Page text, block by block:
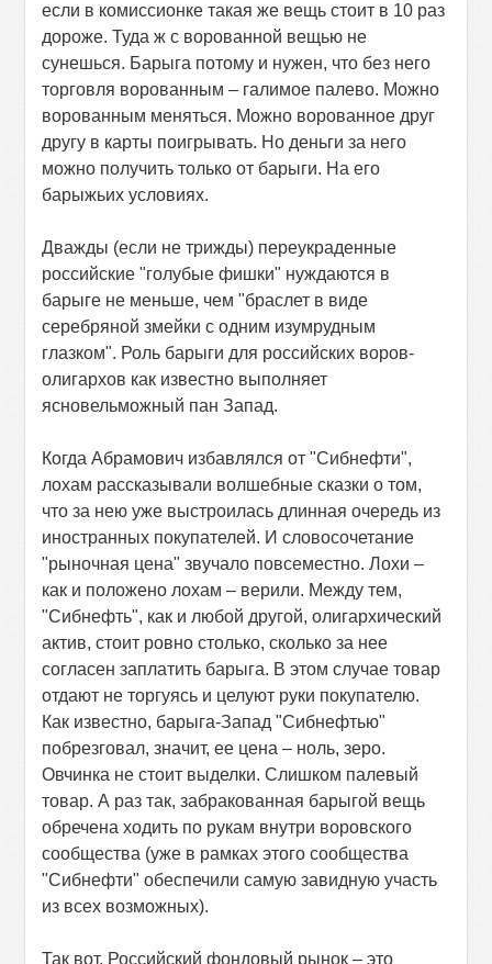
если в комиссионке такая же вещь стоит в 10 раз
дороже. Туда ж с ворованной вещью не
сунешься. Барыга потому и нужен, что без него
торговля ворованным – галимое палево. Можно
ворованным меняться. Можно ворованное друг
другу в карты поигрывать. Но деньги за него
можно получить только от барыги. На его
барыжьих условиях.
Дважды (если не трижды) переукраденные
российские "голубые фишки" нуждаются в
барыге не меньше, чем "браслет в виде
серебряной змейки с одним изумрудным
глазком". Роль барыги для российских воров-
олигархов как известно выполняет
ясновельможный пан Запад.
Когда Абрамович избавлялся от "Сибнефти",
лохам рассказывали волшебные сказки о том,
что за нею уже выстроилась длинная очередь из
иностранных покупателей. И словосочетание
"рыночная цена" звучало повсеместно. Лохи –
как и положено лохам – верили. Между тем,
"Сибнефть", как и любой другой, олигархический
актив, стоит ровно столько, сколько за нее
согласен заплатить барыга. В этом случае товар
отдают не торгуясь и целуют руки покупателю.
Как известно, барыга-Запад "Сибнефтью"
побрезговал, значит, ее цена – ноль, зеро.
Овчинка не стоит выделки. Слишком палевый
товар. А раз так, забракованная барыгой вещь
обречена ходить по рукам внутри воровского
сообщества (уже в рамках этого сообщества
"Сибнефти" обеспечили самую завидную участь
из всех возможных).
Так вот. Российский фондовый рынок – это